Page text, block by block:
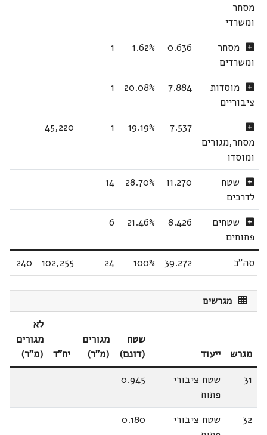
מסחר
ומשרדי
מסחר
ומשרדים
0.636
1.62%
1
מוסדות
ציבוריים
7.884
20.08%
1
מסחר,מגורים
ומוסדו
7.537
19.19%
1
45,220
שטח
לדרכים
11.270
28.70%
14
שטחים
פתוחים
8.426
21.46%
6
סה"כ 39.272
100%
24
102,255
240
מגרשים
מגרש ייעוד
שטח
(דונם)
מגורים
(מ"ר)
יח"ד
לא
מגורים
(מ"ר)
31
שטח ציבורי
פתוח
0.945
32
שטח ציבורי
0.180